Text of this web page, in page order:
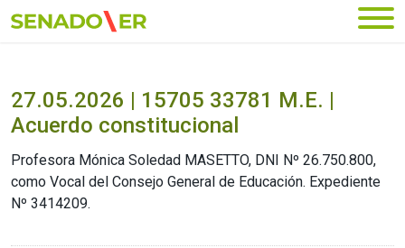
Ir al menú principal
27.05.2026 | 15705 33781 M.E. |
Acuerdo constitucional
Profesora Mónica Soledad MASETTO, DNI Nº 26.750.800,
como Vocal del Consejo General de Educación. Expediente
Nº 3414209.